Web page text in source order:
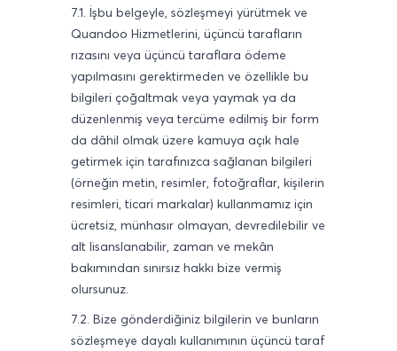
7.1. İşbu belgeyle, sözleşmeyi yürütmek ve
Quandoo Hizmetlerini, üçüncü tarafların
rızasını veya üçüncü taraflara ödeme
yapılmasını gerektirmeden ve özellikle bu
bilgileri çoğaltmak veya yaymak ya da
düzenlenmiş veya tercüme edilmiş bir form
da dâhil olmak üzere kamuya açık hale
getirmek için tarafınızca sağlanan bilgileri
(örneğin metin, resimler, fotoğraflar, kişilerin
resimleri, ticari markalar) kullanmamız için
ücretsiz, münhasır olmayan, devredilebilir ve
alt lisanslanabilir, zaman ve mekân
bakımından sınırsız hakkı bize vermiş
olursunuz.
7.2. Bize gönderdiğiniz bilgilerin ve bunların
sözleşmeye dayalı kullanımının üçüncü taraf